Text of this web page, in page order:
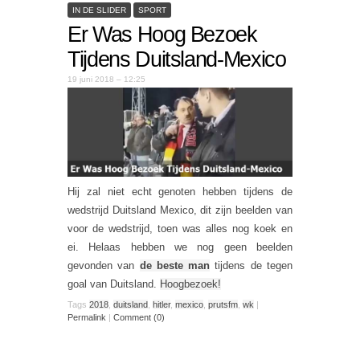
IN DE SLIDER SPORT
Er Was Hoog Bezoek
Tijdens Duitsland-Mexico
19 juni 2018 – 12:25
Hij zal niet echt genoten hebben tijdens de
wedstrijd Duitsland Mexico, dit zijn beelden van
voor de wedstrijd, toen was alles nog koek en
ei. Helaas hebben we nog geen beelden
gevonden van de beste man tijdens de tegen
goal van Duitsland.
Hoogbezoek!
Tags 2018 duitsland hitler, mexico prutsfm wk
Permalink
Comment (0)